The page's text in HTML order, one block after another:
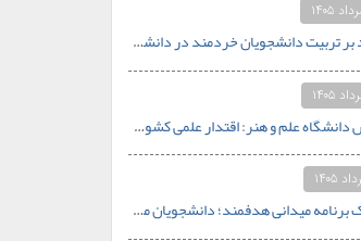
تأکید بر تربیت دانشجویان خردمند در دانشگاه‌ها/ تبدیل دانشگاه علم‌وهنر جهاددانشگاهی به الگوی دانشگاه کارآفرین در جنوب کشور
رئیس دانشگاه علم و هنر: اقتدار علمی کشور با تکیه بر جوانان و خودباوری محقق خواهد شد.
در یک برنامه میدانی هدفمند؛ دانشجویان مهندسی دانشگاه علم و هنر از قلب صنعت کاشی یزد بازدید کردند